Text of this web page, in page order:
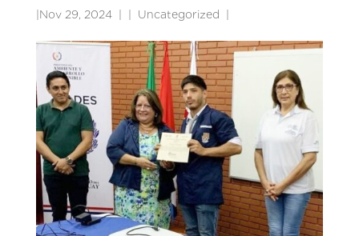
Nov 29, 2024 Uncategorized